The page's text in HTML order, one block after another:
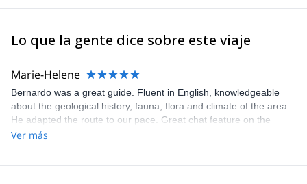
Lo que la gente dice sobre este viaje
Marie-Helene
Bernardo was a great guide. Fluent in English, knowledgeable
about the geological history, fauna, flora and climate of the area.
He adapted the route to our pace. Great chat feature on the
online platform to communicate with the guide for planning.
Ver más